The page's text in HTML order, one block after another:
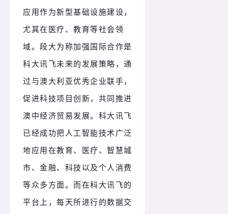
应用作为新型基础设施建设，
尤其在医疗、教育等社会领
域。段大为称加强国际合作是
科大讯飞未来的发展策略，通
过与澳大利亚优秀企业联手，
促进科技项目创新，共同推进
澳中经济贸易发展。科大讯飞
已经成功把人工智能技术广泛
地应用在教育、医疗、智慧城
市、金融、科技以及个人消费
等众多方面。而在科大讯飞的
平台上，每天所进行的数据交